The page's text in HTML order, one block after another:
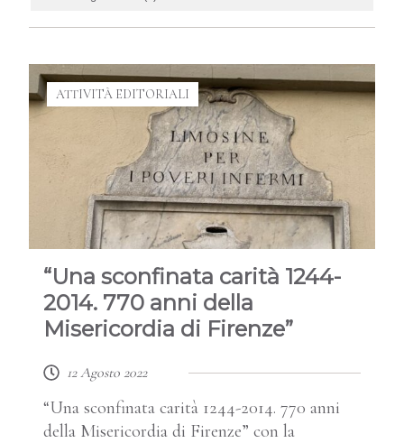
ATTIVITÀ EDITORIALI
“Una sconfinata carità 1244-
2014. 770 anni della
Misericordia di Firenze”
12 Agosto 2022
“Una sconfinata carità 1244-2014. 770 anni
della Misericordia di Firenze” con la